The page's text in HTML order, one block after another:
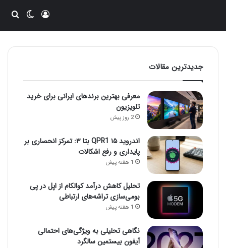
ورودتغییر
جدیدترین مقالات
معرفی بهترین برندهای ایرانی برای خرید
تلویزیون
2 روز پیش
اندروید ۱۵ QPR1 بتا ۳: تمرکز انحصاری بر
پایداری و رفع اشکالات
1 هفته پیش
تحلیل کاهش درآمد کوالکام از اپل در پی
بومی‌سازی تراشه‌های ارتباطی
1 هفته پیش
نگاهی تحلیلی به ویژگی‌های احتمالی
آیفون بیستمین سالگرد